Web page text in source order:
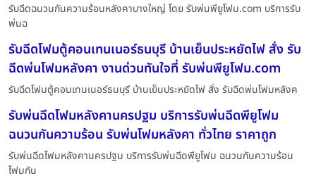
รับฉีดฉนวนกันความร้อนหลังคาบางใหญ่ โดย รับพ่นพียูโฟม.com บริการรับ
พ่นฉ
รับฉีดโฟมตู้คอนเทนเนอร์ธนบุรี บ้านเย็นประหยัดไฟ สั่ง รับ
ฉีดพ่นโฟมหลังคา งานด่วนทันใจที่ รับพ่นพียูโฟม.com
รับฉีดโฟมตู้คอนเทนเนอร์ธนบุรี บ้านเย็นประหยัดไฟ สั่ง รับฉีดพ่นโฟมหลังค
รับพ่นฉีดโฟมหลังคานครปฐม บริการรับพ่นฉีดพียูโฟม
ฉนวนกันความร้อน รับพ่นโฟมหลังคา ทั่วไทย ราคาถูก
รับพ่นฉีดโฟมหลังคานครปฐม บริการรับพ่นฉีดพียูโฟม ฉนวนกันความร้อน
โฟมกัน